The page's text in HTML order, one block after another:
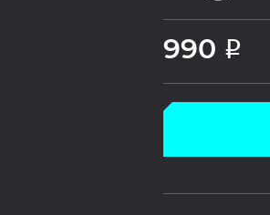
990 Р